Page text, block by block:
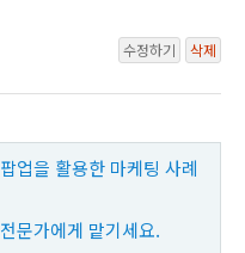
수정하기 삭제
업을 활용한 마케팅 사례
문가에게 맡기세요.